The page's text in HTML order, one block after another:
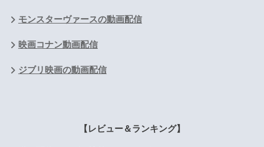
モンスターヴァースの動画配信
映画コナン動画配信
ジブリ映画の動画配信
【レビュー＆ランキング】